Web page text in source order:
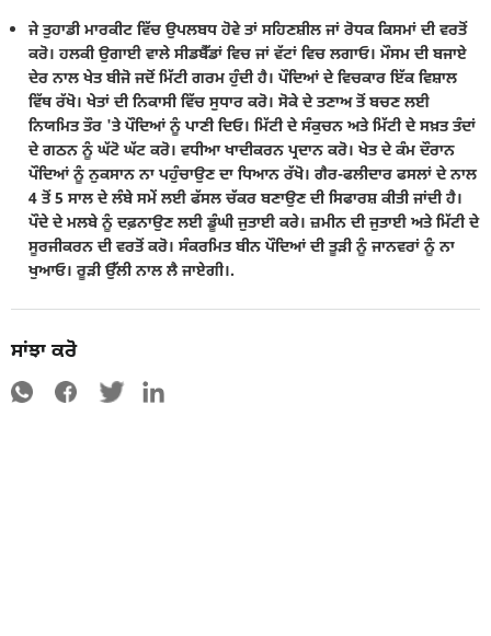
ਜੇ ਤੁਹਾਡੀ ਮਾਰਕੀਟ ਵਿੱਚ ਉਪਲਬਧ ਹੋਵੇ ਤਾਂ ਸਹਿਣਸ਼ੀਲ ਜਾਂ ਰੋਧਕ ਕਿਸਮਾਂ ਦੀ ਵਰਤੋਂ
ਕਰੋ। ਹਲਕੀ ਉਗਾਈ ਵਾਲੇ ਸੀਡਬੈੱਡਾਂ ਵਿਚ ਜਾਂ ਵੱਟਾਂ ਵਿਚ ਲਗਾਓ। ਮੌਸਮ ਦੀ ਬਜਾਏ
ਦੇਰ ਨਾਲ ਖੇਤ ਬੀਜੋ ਜਦੋਂ ਮਿੱਟੀ ਗਰਮ ਹੁੰਦੀ ਹੈ। ਪੌਦਿਆਂ ਦੇ ਵਿਚਕਾਰ ਇੱਕ ਵਿਸ਼ਾਲ
ਵਿੱਥ ਰੱਖੋ। ਖੇਤਾਂ ਦੀ ਨਿਕਾਸੀ ਵਿੱਚ ਸੁਧਾਰ ਕਰੋ। ਸੋਕੇ ਦੇ ਤਣਾਅ ਤੋਂ ਬਚਣ ਲਈ
ਨਿਯਮਿਤ ਤੌਰ 'ਤੇ ਪੌਦਿਆਂ ਨੂੰ ਪਾਣੀ ਦਿਓ। ਮਿੱਟੀ ਦੇ ਸੰਕੁਚਨ ਅਤੇ ਮਿੱਟੀ ਦੇ ਸਖ਼ਤ ਤੰਦਾਂ
ਦੇ ਗਠਨ ਨੂੰ ਘੱਟੋ ਘੱਟ ਕਰੋ। ਵਧੀਆ ਖਾਦੀਕਰਨ ਪ੍ਰਦਾਨ ਕਰੋ। ਖੇਤ ਦੇ ਕੰਮ ਦੌਰਾਨ
ਪੌਦਿਆਂ ਨੂੰ ਨੁਕਸਾਨ ਨਾ ਪਹੁੰਚਾਉਣ ਦਾ ਧਿਆਨ ਰੱਖੋ। ਗੈਰ-ਫਲੀਦਾਰ ਫਸਲਾਂ ਦੇ ਨਾਲ
4 ਤੋਂ 5 ਸਾਲ ਦੇ ਲੰਬੇ ਸਮੇਂ ਲਈ ਫੱਸਲ ਚੱਕਰ ਬਣਾਉਣ ਦੀ ਸਿਫਾਰਸ਼ ਕੀਤੀ ਜਾਂਦੀ ਹੈ।
ਪੌਦੇ ਦੇ ਮਲਬੇ ਨੂੰ ਦਫ਼ਨਾਉਣ ਲਈ ਡੂੰਘੀ ਜੁਤਾਈ ਕਰੇ। ਜ਼ਮੀਨ ਦੀ ਜੁਤਾਈ ਅਤੇ ਮਿੱਟੀ ਦੇ
ਸੂਰਜੀਕਰਨ ਦੀ ਵਰਤੋਂ ਕਰੋ। ਸੰਕਰਮਿਤ ਬੀਨ ਪੌਦਿਆਂ ਦੀ ਤੂੜੀ ਨੂੰ ਜਾਨਵਰਾਂ ਨੂੰ ਨਾ
ਖੁਆਓ। ਰੂੜੀ ਉੱਲੀ ਨਾਲ ਲੈ ਜਾਏਗੀ।.
ਸਾਂਝਾ ਕਰੋ